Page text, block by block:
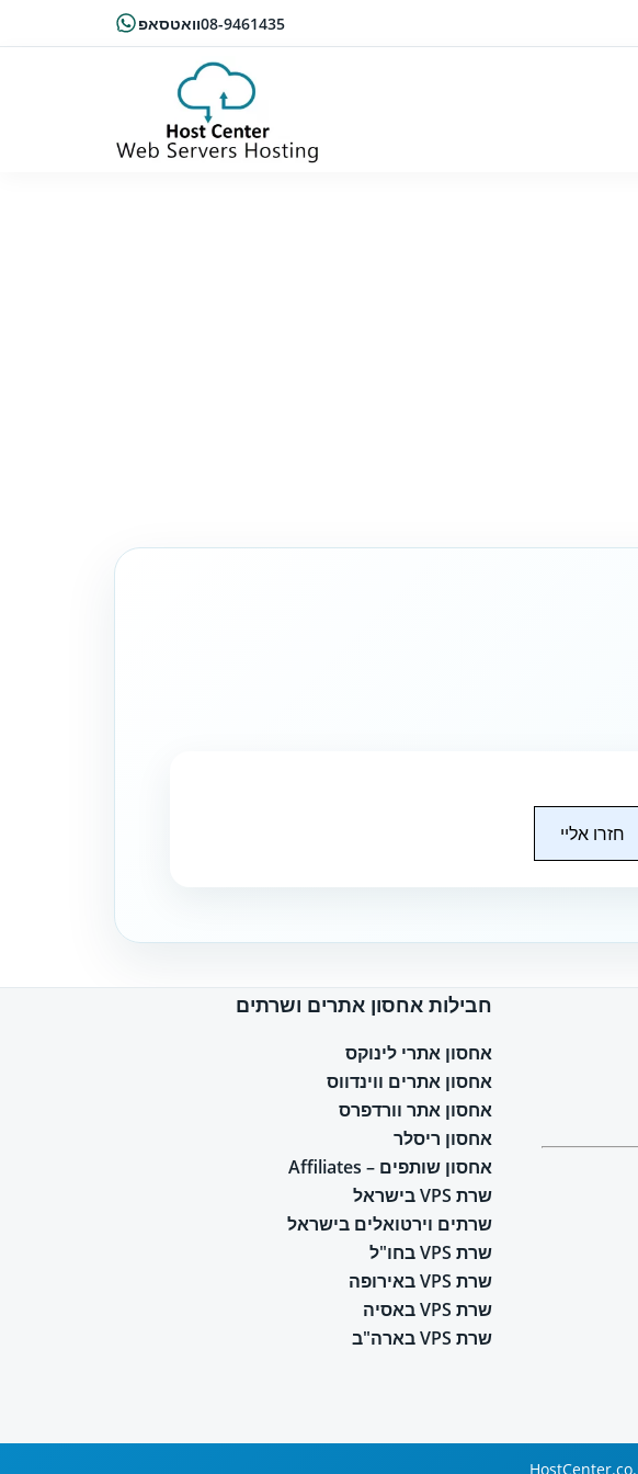
08-9461435וואטסאפ
חזרו אליי
חבילות אחסון אתרים ושרתים
אחסון אתרי לינוקס
אחסון אתרים ווינדווס
אחסון אתר וורדפרס
אחסון ריסלר
אחסון שותפים – Affiliates
שרת VPS בישראל
שרתים וירטואלים בישראל
שרת VPS בחו"ל
שרת VPS באירופה
שרת VPS באסיה
שרת VPS בארה"ב